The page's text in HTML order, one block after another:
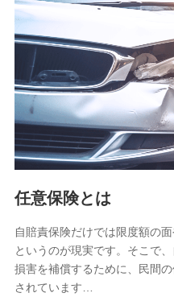
【共同して利用される利用
当社又は株式会社NTTドコ
した、以下の情報などの個
基本情報
氏名、電話番号、メール
属性、連絡先、dポイン
報。例として、dポイン
構成、住所、dポイント
含まれます。
当社又は株式会社NTTド
又は株式会社NTTドコモ
約状態・ご利用履歴イン
る情報、アプリケーショ
購入されたサービスや商
する情報、アンケートの
任意保険とは
自賠責保険だけでは限度額の
というのが現実です。そこで
損害を補償するために、民間
されています…